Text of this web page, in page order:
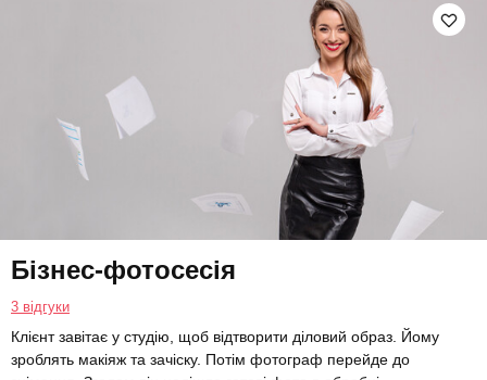
Бізнес-фотосесія
3 відгуки
Клієнт завітає у студію, щоб відтворити діловий образ. Йому
зроблять макіяж та зачіску. Потім фотограф перейде до